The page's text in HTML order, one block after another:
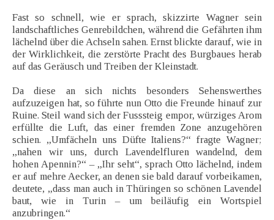
Fast so schnell, wie er sprach, skizzirte Wagner sein
landschaftliches Genrebildchen, während die Gefährten ihm
lächelnd über die Achseln sahen. Ernst blickte darauf, wie in
der Wirklichkeit, die zerstörte Pracht des Burgbaues herab
auf das Geräusch und Treiben der Kleinstadt.
Da diese an sich nichts besonders Sehenswerthes
aufzuzeigen hat, so führte nun Otto die Freunde hinauf zur
Ruine. Steil wand sich der Fusssteig empor, würziges Arom
erfüllte die Luft, das einer fremden Zone anzugehören
schien. „Umfächeln uns Düfte Italiens?“ fragte Wagner;
„nahen wir uns, durch Lavendelfluren wandelnd, dem
hohen Apennin?“ – „Ihr seht“, sprach Otto lächelnd, indem
er auf mehre Aecker, an denen sie bald darauf vorbeikamen,
deutete, „dass man auch in Thüringen so schönen Lavendel
baut, wie in Turin – um beiläufig ein Wortspiel
anzubringen.“